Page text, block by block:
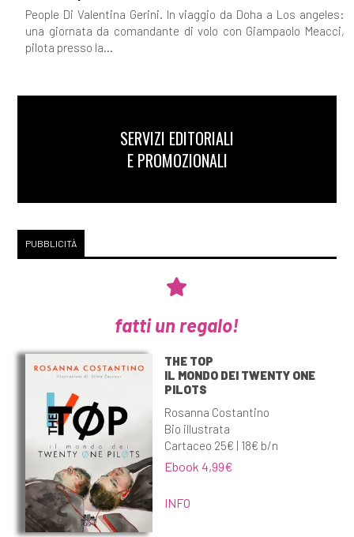
People Di Valentina Gerini. In viaggio da Doha a Los angeles:
una giornata da comandante di volo con Giampaolo Meacci,
pilota presso la...
SERVIZI EDITORIALI
E PROMOZIONALI
PUBBLICITÀ
fatti un regalo!
THE TOP
IL MONDO DEI TWENTY ONE
PILOTS
Rosanna Costantino
Bio illustrata
Cartaceo 25€ | 18€ b/n
Ebook 4,99€
INFO